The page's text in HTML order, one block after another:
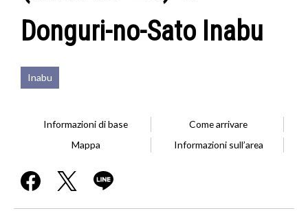
Donguri-no-Sato Inabu
Inabu
Informazioni di base
Come arrivare
Mappa
Informazioni sull’area